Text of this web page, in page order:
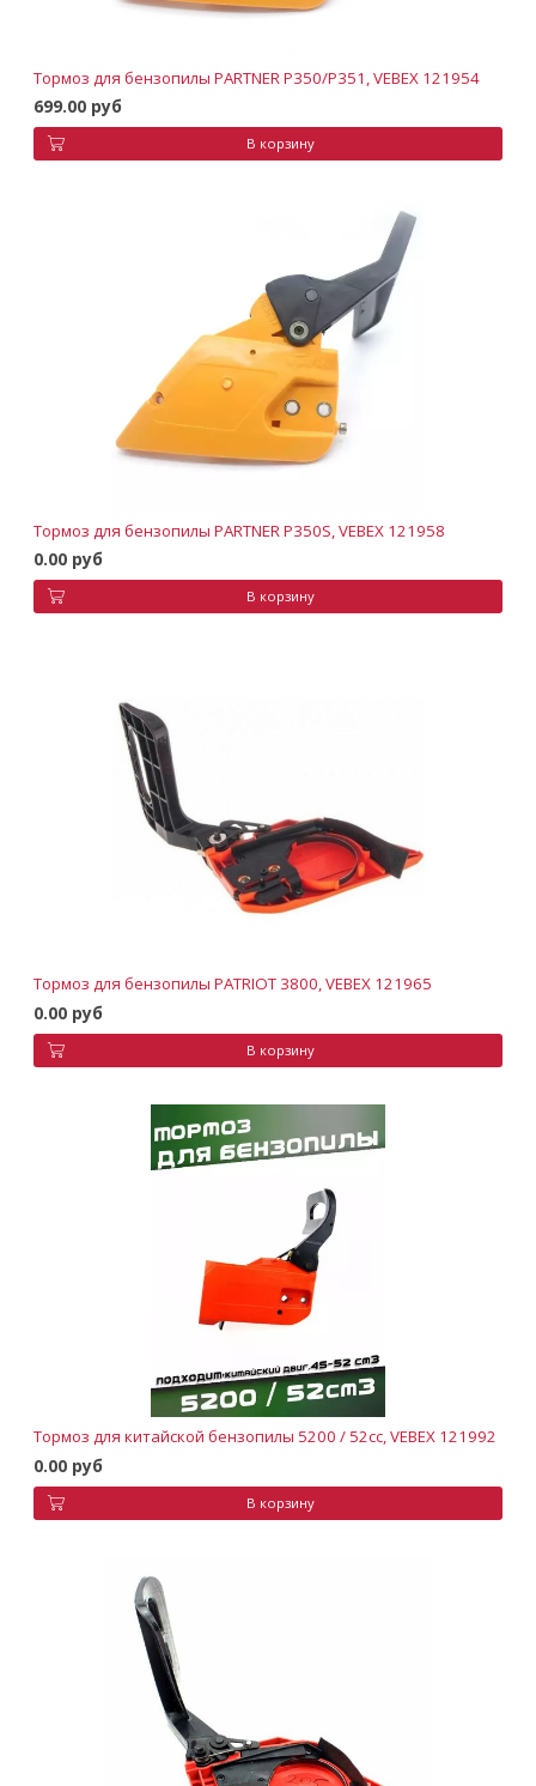
Тормоз для бензопилы PARTNER P350/P351, VEBEX 121954
699.00 руб
В корзину
Тормоз для бензопилы PARTNER P350S, VEBEX 121958
0.00 руб
В корзину
Тормоз для бензопилы PATRIOT 3800, VEBEX 121965
0.00 руб
В корзину
Тормоз для китайской бензопилы 5200 / 52сс, VEBEX 121992
0.00 руб
В корзину